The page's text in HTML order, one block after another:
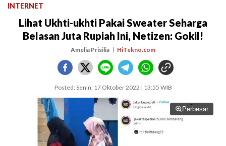
INTERNET
Lihat Ukhti-ukhti Pakai Sweater Seharga
Belasan Juta Rupiah Ini, Netizen: Gokil!
Amelia Prisilia HiTekno.com
Posted: Senin, 17 Oktober 2022 | 13:55 WIB
Perbesar